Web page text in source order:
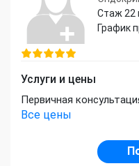
Стаж 22
График
Услуги и цены
Первичная
Все цены